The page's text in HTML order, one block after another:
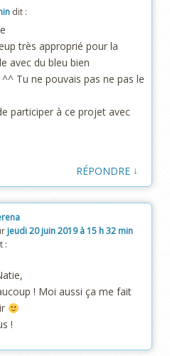
dit :
très approprié pour la
avec du bleu bien
Tu ne pouvais pas ne pas le
participer à ce projet avec
RÉPONDRE ↓
jeudi 20 juin 2019 à 15 h 32 min
:
! Moi aussi ça me fait
!